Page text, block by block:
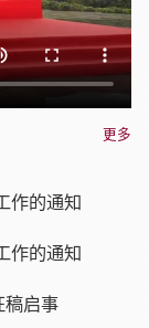
更多
作的通知
作的通知
稿启事